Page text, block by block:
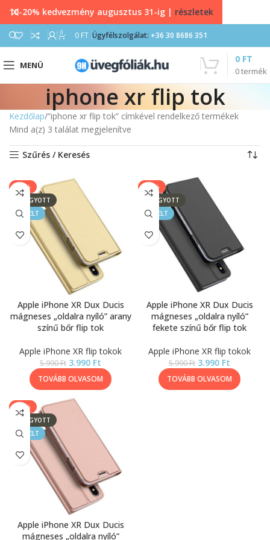
0 0 FT Ügyfélszolgálat: +36 30 8686 351
MENÜ
0termék
0 FT
iphone xr flip tok
Kezdőlap “iphone xr flip tok” címkével rendelkező termékek
Mind a(z) 3 találat megjelenítve
Szűrés / Keresés
-33%
ELFOGYOTT
KIEMELT
Apple iPhone XR Dux Ducis
mágneses „oldalra nyíló” arany
színű bőr flip tok
Apple iPhone XR flip tokok
5.990Ft 3.990 Ft
TOVÁBB OLVASOM
-33%
ELFOGYOTT
KIEMELT
Apple iPhone XR Dux Ducis
mágneses „oldalra nyíló”
fekete színű bőr flip tok
Apple iPhone XR flip tokok
5.990Ft 3.990 Ft
TOVÁBB OLVASOM
-33%
ELFOGYOTT
KIEMELT
Apple iPhone XR Dux Ducis
mágneses „oldalra nyíló”
10-20% kedvezmény augusztus 31-ig | részletek